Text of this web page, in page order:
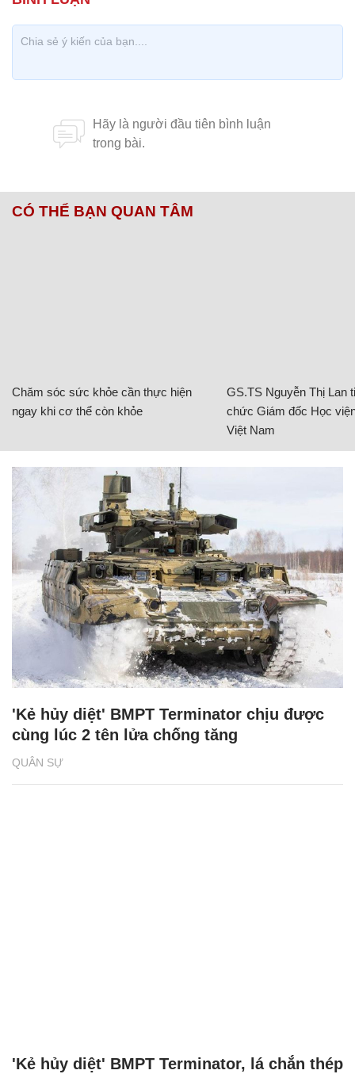
CÓ THỂ BẠN QUAN TÂM
Chăm sóc sức khỏe cần thực hiện
ngay khi cơ thể còn khỏe
GS.TS Nguyễn Thị Lan
chức Giám đốc Học
Việt Nam
QUÂN SỰ
'Kẻ hủy diệt' BMPT Terminator chịu được
cùng lúc 2 tên lửa chống tăng
'Kẻ hủy diệt' BMPT Terminator, lá chắn thép